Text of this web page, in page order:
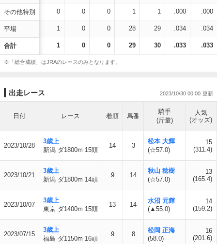
その他特別
平場
合計
0 0 0 1 1 .000 .000
1 0 0 28 29 .034 .034
1 0 0 29 30 .033 .033
※「総合成績」はJRAのレースのみとなります。
出走レース 2023/10/30 00:00
日付 レース 着順 馬番
騎手
(斤量)
人気
(オッズ)
2023/10/28
3歳上
新潟 ダ1800m 15頭
14 3
松本 大輝
(☆57.0)
15
(311.4)
2023/10/21
3歳上
新潟 ダ1800m 14頭
9 14
秋山 稔樹
(☆57.0)
13
(165.4)
2023/10/07
3歳上
東京 ダ1400m 15頭
13 14
水沼 元輝
(▲55.0)
14
(159.2)
2023/07/15
3歳上
福島 ダ1150m 16頭
9 8
松岡 正海
(58.0)
16
(201.6)